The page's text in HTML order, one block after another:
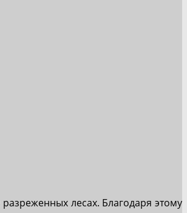
лесах. Благодаря этому